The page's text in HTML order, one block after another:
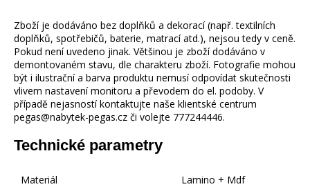
Zboží je dodáváno bez doplňků a dekorací (např. textilních
doplňků, spotřebičů, baterie, matrací atd.), nejsou tedy v ceně.
Pokud není uvedeno jinak. Většinou je zboží dodáváno v
demontovaném stavu, dle charakteru zboží. Fotografie mohou
být i ilustrační a barva produktu nemusí odpovídat skutečnosti
vlivem nastavení monitoru a převodem do el. podoby. V
případě nejasností kontaktujte naše klientské centrum
pegas@nabytek-pegas.cz či volejte 777244446.
Technické parametry
Materiál Lamino + Mdf